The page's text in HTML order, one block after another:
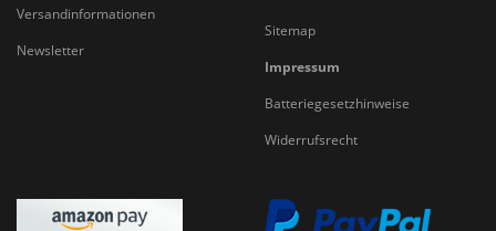
Versandinformationen
Newsletter
Sitemap
Impressum
Batteriegesetzhinweise
Widerrufsrecht